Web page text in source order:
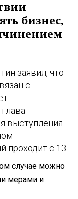
бизнес,
заявил, что
с
выступления
проходит с 13
случае можно
мерами и